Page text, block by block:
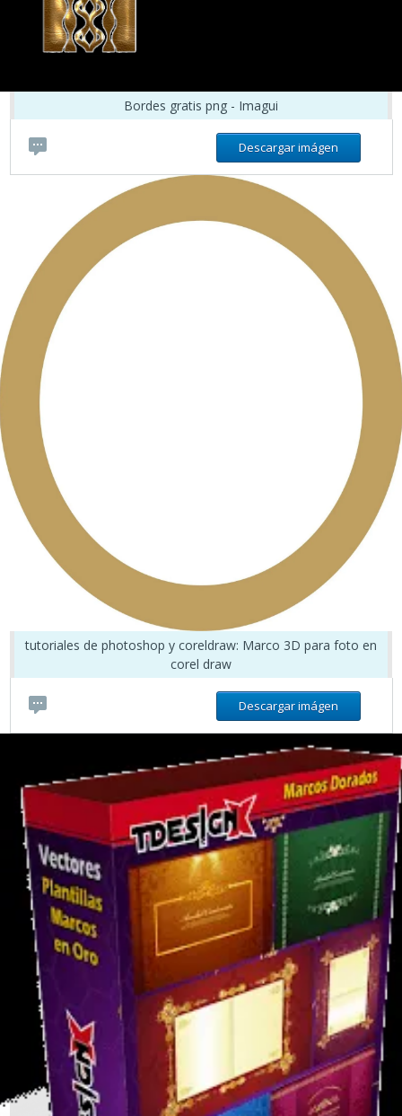
Bordes gratis png - Imagui
Descargar imágen
tutoriales de photoshop y coreldraw: Marco 3D para foto en
corel draw
Descargar imágen